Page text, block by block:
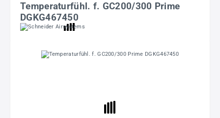
Temperaturfühl. f. GC200/300 Prime
DGKG467450
Bildergalerie überspringen